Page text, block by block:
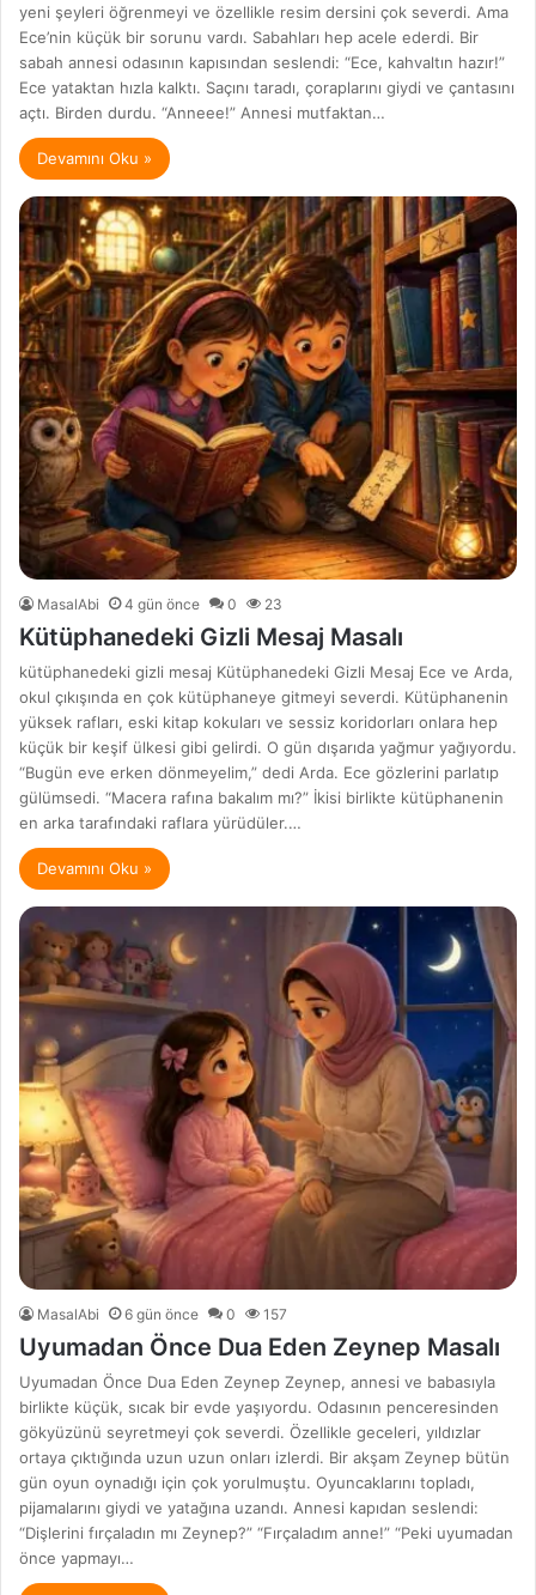
yeni şeyleri öğrenmeyi ve özellikle resim dersini çok severdi. Ama
Ece’nin küçük bir sorunu vardı. Sabahları hep acele ederdi. Bir
sabah annesi odasının kapısından seslendi: “Ece, kahvaltın hazır!”
Ece yataktan hızla kalktı. Saçını taradı, çoraplarını giydi ve çantasını
açtı. Birden durdu. “Anneee!” Annesi mutfaktan…
Devamını Oku »
MasalAbi 4 gün önce 0 23
Kütüphanedeki Gizli Mesaj Masalı
kütüphanedeki gizli mesaj Kütüphanedeki Gizli Mesaj Ece ve Arda,
okul çıkışında en çok kütüphaneye gitmeyi severdi. Kütüphanenin
yüksek rafları, eski kitap kokuları ve sessiz koridorları onlara hep
küçük bir keşif ülkesi gibi gelirdi. O gün dışarıda yağmur yağıyordu.
“Bugün eve erken dönmeyelim,” dedi Arda. Ece gözlerini parlatıp
gülümsedi. “Macera rafına bakalım mı?” İkisi birlikte kütüphanenin
en arka tarafındaki raflara yürüdüler.…
Devamını Oku »
MasalAbi 6 gün önce 0 157
Uyumadan Önce Dua Eden Zeynep Masalı
Uyumadan Önce Dua Eden Zeynep Zeynep, annesi ve babasıyla
birlikte küçük, sıcak bir evde yaşıyordu. Odasının penceresinden
gökyüzünü seyretmeyi çok severdi. Özellikle geceleri, yıldızlar
ortaya çıktığında uzun uzun onları izlerdi. Bir akşam Zeynep bütün
gün oyun oynadığı için çok yorulmuştu. Oyuncaklarını topladı,
pijamalarını giydi ve yatağına uzandı. Annesi kapıdan seslendi:
“Dişlerini fırçaladın mı Zeynep?” “Fırçaladım anne!” “Peki uyumadan
önce yapmayı…